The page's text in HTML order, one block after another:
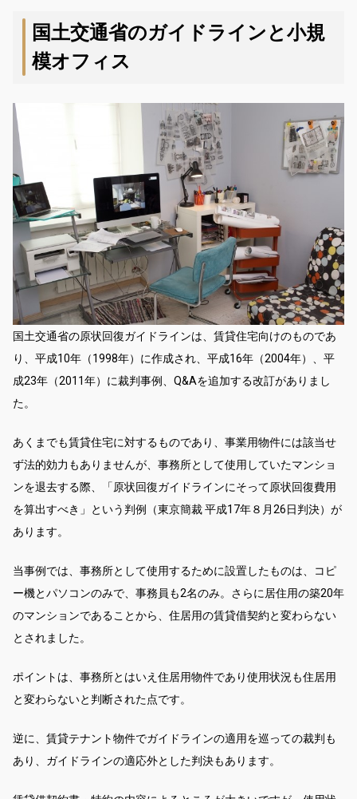
国土交通省のガイドラインと小規
模オフィス
国土交通省の原状回復ガイドラインは、賃貸住宅向けのものであ
り、平成10年（1998年）に作成され、平成16年（2004年）、平
成23年（2011年）に裁判事例、Q&Aを追加する改訂がありまし
た。
あくまでも賃貸住宅に対するものであり、事業用物件には該当せ
ず法的効力もありませんが、事務所として使用していたマンショ
ンを退去する際、「原状回復ガイドラインにそって原状回復費用
を算出すべき」という判例（東京簡裁 平成17年８月26日判決）が
あります。
当事例では、事務所として使用するために設置したものは、コピ
ー機とパソコンのみで、事務員も2名のみ。さらに居住用の築20年
のマンションであることから、住居用の賃貸借契約と変わらない
とされました。
ポイントは、事務所とはいえ住居用物件であり使用状況も住居用
と変わらないと判断された点です。
逆に、賃貸テナント物件でガイドラインの適用を巡っての裁判も
あり、ガイドラインの適応外とした判決もあります。